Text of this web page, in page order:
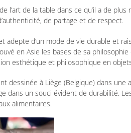
de la table dans ce qu’il a de
de partage et de respect.
adepte d’un mode de vie durable et
en Asie les bases de sa philosophie
esthétique et philosophique en
dessinée à Liège (Belgique) dans une
dans un souci évident de durabilité.
alimentaires.